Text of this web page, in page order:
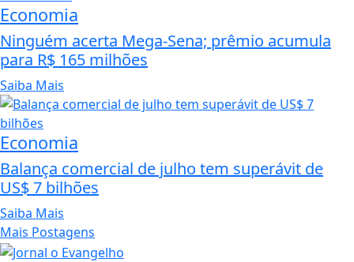
Economia
Ninguém acerta Mega-Sena; prêmio acumula
para R$ 165 milhões
Saiba Mais
Economia
Balança comercial de julho tem superávit de
US$ 7 bilhões
Saiba Mais
Mais Postagens